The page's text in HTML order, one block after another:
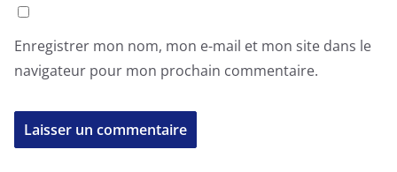
Enregistrer mon nom, mon e-mail et mon site dans le
navigateur pour mon prochain commentaire.